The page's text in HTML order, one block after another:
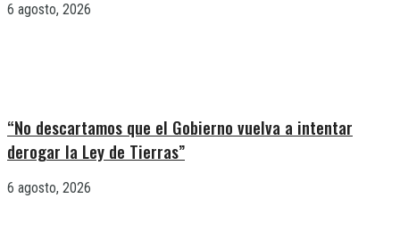
6 agosto, 2026
“No descartamos que el Gobierno vuelva a intentar
derogar la Ley de Tierras”
6 agosto, 2026